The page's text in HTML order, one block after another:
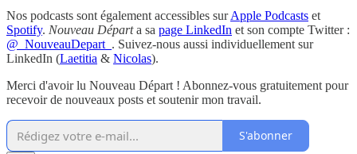
Nos podcasts sont également accessibles surApple Podcasts et
Spotify. Nouveau Départa sa page LinkedIn et son compte Twitter :
@_NouveauDepart_ . Suivez-nous aussi individuellement sur
LinkedIn (Laetitia & Nicolas).
Merci d'avoir lu Nouveau Départ ! Abonnez-vous gratuitement pour
recevoir de nouveaux posts et soutenir mon travail.
S'abonner